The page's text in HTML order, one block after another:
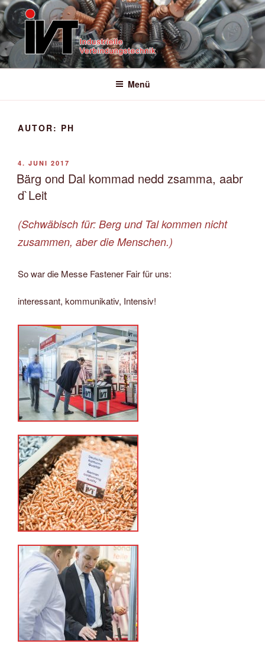
Zum
Inhalt
springen
IVT VERBINDUNGSELEMENTE
einfach schneller | einfach flexibler
Menü
AUTOR: PH
VERÖFFENTLICHT
AM
4. JUNI 2017
Bärg ond Dal kommad nedd zsamma, aabr
d`Leit
(Schwäbisch für: Berg und Tal kommen nicht
zusammen, aber die Menschen.)
So war die Messe Fastener Fair für uns:
interessant, kommunikativ, Intensiv!